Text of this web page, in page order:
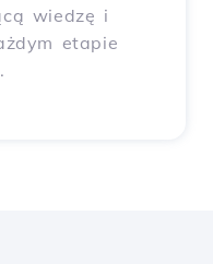
wiedzę i
etapie